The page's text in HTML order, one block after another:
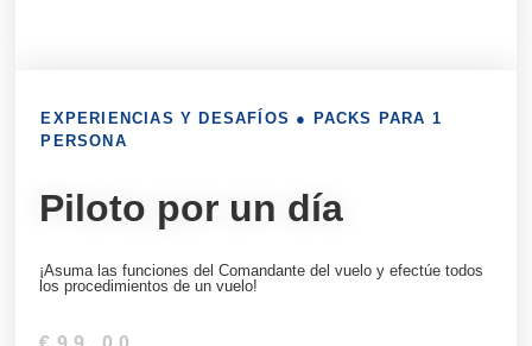
EXPERIENCIAS Y DESAFÍOS ●
PACKS PARA 1
PERSONA
Piloto por un día
¡Asuma las funciones del Comandante del vuelo y efectúe todos
los procedimientos de un vuelo!